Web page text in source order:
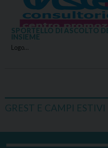
SPORTELLO DI ASCOLTO
INSIEME
Logo…
GREST E CAMPI ESTIVI